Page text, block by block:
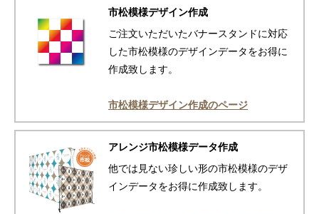
市松模様デザイン作成
ご注文いただいたバナースタンドに対応
した市松模様のデザインデータをお得に
作成致します。
市松模様デザイン作成のページ
アレンジ市松模様データ作成
他では見ない珍しい形の市松模様のデザ
インデータをお得に作成致します。